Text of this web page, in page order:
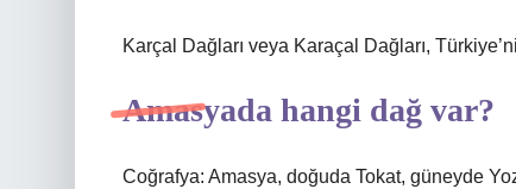
Karçal Dağları veya Karaçal Dağları,
Amasyada hangi dağ var?
Coğrafya: Amasya, doğuda Tokat, güneyde